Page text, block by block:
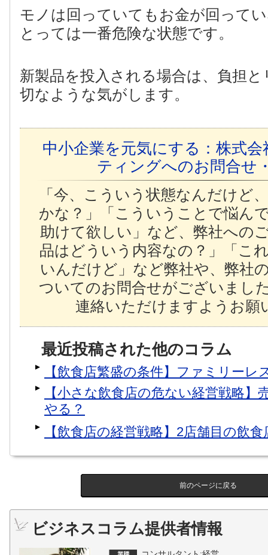
モノは回っていてもお金が回って
とっては一番危険な状態です。
新製品を投入される場合は、負担
切なような気がします。
中小企業を元気にする：株式
ティングへのお問合せ
「今、こういう状態なんだけど
かな？」「こういうことで悩ん
助けて欲しい」など、弊社への
品はどういう内容なの？」「こ
いんだけど」など弊社や、弊社
ついてのお問合せがございまし
連絡いただけますようお
最近投稿された他のコラム
【飲食店繁盛の条件】ファミリーレ
【小さな飲食店の危ない経営戦略】
やる？
【飲食店の経営戦略】2店舗目の飲
前のページに戻る
ビジネスコラム提供者情報